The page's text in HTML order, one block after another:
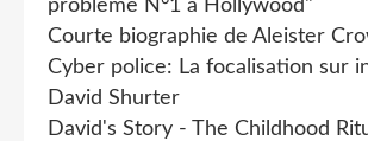
problème N°1 à Hollywood"
Courte biographie de Aleister
Cyber police: La focalisation sur
David Shurter
David's Story - The Childhood